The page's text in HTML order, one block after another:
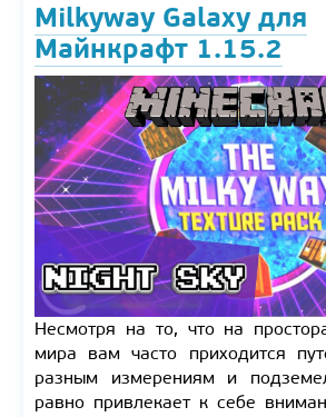
Milkyway Galaxy для
Майнкрафт 1.15.2
Несмотря на то, что на
мира вам часто приходится
разным измерениям и
равно привлекает к себе